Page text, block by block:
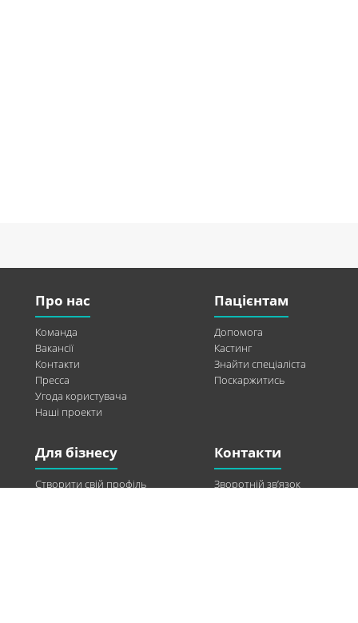
Про нас
Команда
Вакансії
Контакти
Пресса
Угода користувача
Наші проекти
Пацієнтам
Допомога
Кастинг
Знайти спеціаліста
Поскаржитись
Для бізнесу
Створити свій профіль
Контакти
Зворотній зв’язок